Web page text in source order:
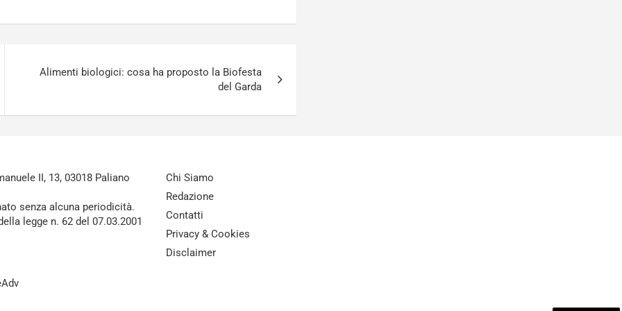
Alimenti biologici: cosa ha proposto la Biofesta
del Garda
II, 13, 03018 Paliano
senza alcuna periodicità.
legge n. 62 del 07.03.2001
Chi Siamo
Redazione
Contatti
Privacy & Cookies
Disclaimer